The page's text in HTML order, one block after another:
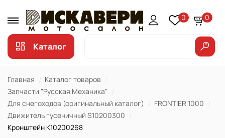
0 0
Каталог
Главная
Каталог товаров
Запчасти "Русская Механика"
Для снегоходов (оригинальный каталог)
FRONTIER 1000
Движитель гусеничный S10200300
Кронштейн K10200268